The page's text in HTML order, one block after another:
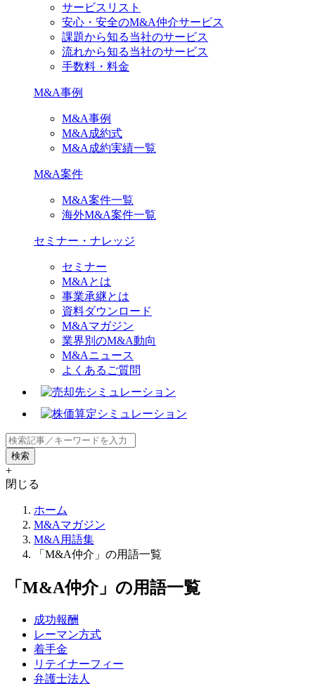
サービスリスト
安心・安全のM&A仲介サービス
課題から知る当社のサービス
流れから知る当社のサービス
手数料・料金
M&A事例
M&A事例
M&A成約式
M&A成約実績一覧
M&A案件
M&A案件一覧
海外M&A案件一覧
セミナー・ナレッジ
セミナー
M&Aとは
事業承継とは
資料ダウンロード
M&Aマガジン
業界別のM&A動向
M&Aニュース
よくあるご質問
+
閉じる
ホーム
M&Aマガジン
M&A用語集
「M&A仲介」の用語一覧
「M&A仲介」の用語一覧
成功報酬
レーマン方式
着手金
リテイナーフィー
弁護士法人